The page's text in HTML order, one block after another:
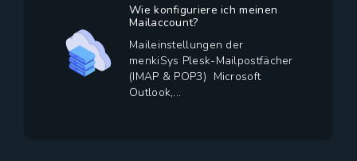
Wie konfiguriere ich meinen
Mailaccount?
Maileinstellungen der
menkiSys Plesk-Mailpostfächer
(IMAP & POP3) Microsoft
Outlook,...